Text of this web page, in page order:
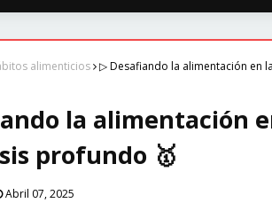
alimenticios ▷ Desafiando la alimentación en
la alimentación
profundo 🥇
Abril 07, 2025